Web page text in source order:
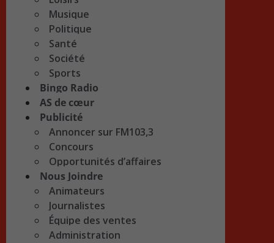
Musique
Politique
Santé
Société
Sports
Bingo Radio
AS de cœur
Publicité
Annoncer sur FM103,3
Concours
Opportunités d’affaires
Nous Joindre
Animateurs
Journalistes
Équipe des ventes
Administration